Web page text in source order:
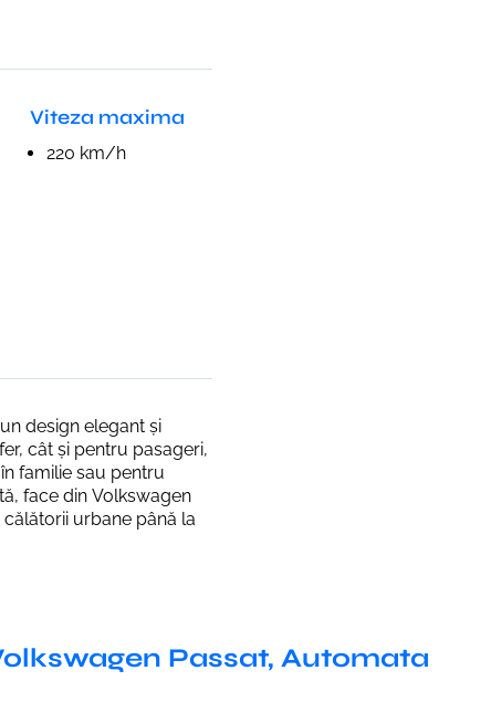
Viteza maxima
220 km/h
design elegant și
cât și pentru pasageri,
familie sau pentru
face din Volkswagen
urbane până la
Passat, Automata